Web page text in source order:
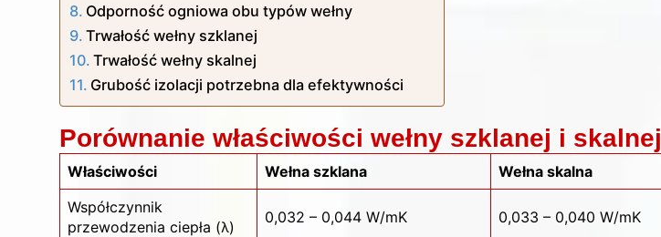
Odporność ogniowa obu typów wełny
Trwałość wełny szklanej
Trwałość wełny skalnej
Grubość izolacji potrzebna dla efektywności
Porównanie właściwości wełny szklanej i skalnej
Właściwości Wełna szklana
Wełna skalna
Współczynnik
przewodzenia ciepła (λ)
0,032 – 0,044 W/mK 0,033 – 0,040 W/mK